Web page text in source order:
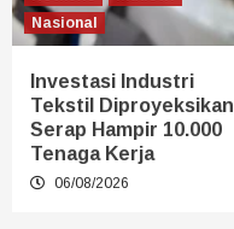
Nasional
Investasi Industri
Tekstil Diproyeksikan
Serap Hampir 10.000
Tenaga Kerja
06/08/2026